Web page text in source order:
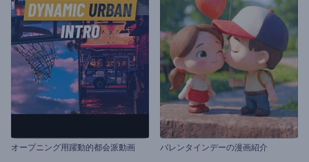
オープニング用躍動的都会派動画 バレンタインデーの漫画紹介